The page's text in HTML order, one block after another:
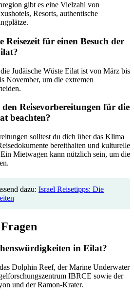
gibt es eine Vielzahl von
Resorts, authentische
Reisezeit für einen Besuch der
Judäische Wüste Eilat ist von März bis
November, um die extremen
Reisevorbereitungen für die
beachten?
solltest du dich über das Klima
bereithalten und kulturelle
Mietwagen kann nützlich sein, um die
dazu: Israel Reisetipps: Die
in Eilat?
Dolphin Reef, der Marine Underwater
IBRCE sowie der
und der Ramon-Krater.